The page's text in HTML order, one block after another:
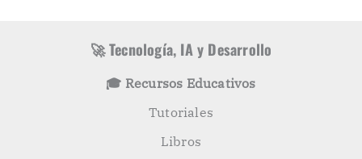
🚀 Tecnología, IA y Desarrollo
🎓 Recursos Educativos
Tutoriales
Libros